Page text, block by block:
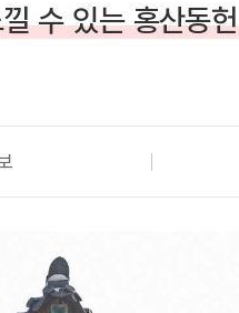
수 있는 홍산동헌